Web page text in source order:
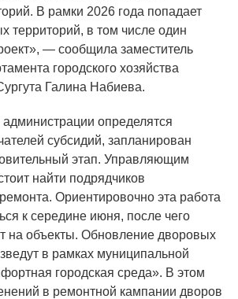
В рамки 2026 года попадает
территорий, в том числе один
— сообщила заместитель
городского хозяйства
Галина Набиева.
администрации определятся
субсидий, запланирован
этап. Управляющим
найти подрядчиков
Ориентировочно эта работа
к середине июня, после чего
на объекты. Обновление дворовых
в рамках муниципальной
городская среда». В этом
в ремонтной кампании дворов